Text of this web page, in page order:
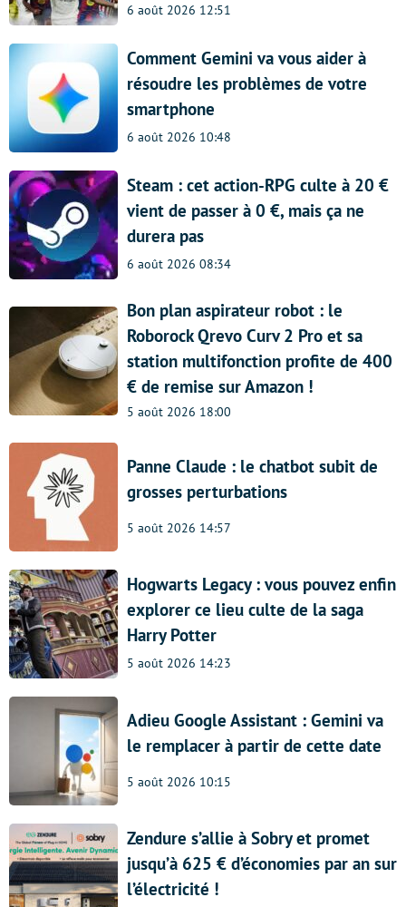
6 août 2026 12:51
Comment Gemini va vous aider à
résoudre les problèmes de votre
smartphone
6 août 2026 10:48
Steam : cet action-RPG culte à 20 €
vient de passer à 0 €, mais ça ne
durera pas
6 août 2026 08:34
Bon plan aspirateur robot : le
Roborock Qrevo Curv 2 Pro et sa
station multifonction profite de 400
€ de remise sur Amazon !
5 août 2026 18:00
Panne Claude : le chatbot subit de
grosses perturbations
5 août 2026 14:57
Hogwarts Legacy : vous pouvez enfin
explorer ce lieu culte de la saga
Harry Potter
5 août 2026 14:23
Adieu Google Assistant : Gemini va
le remplacer à partir de cette date
5 août 2026 10:15
Zendure s’allie à Sobry et promet
jusqu’à 625 € d’économies par an sur
l’électricité !